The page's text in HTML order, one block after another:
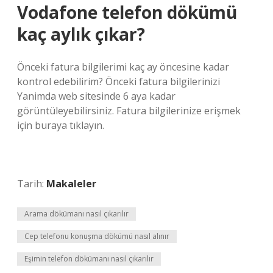
Vodafone telefon dökümü
kaç aylık çıkar?
Önceki fatura bilgilerimi kaç ay öncesine kadar
kontrol edebilirim? Önceki fatura bilgilerinizi
Yanimda web sitesinde 6 aya kadar
görüntüleyebilirsiniz. Fatura bilgilerinize erişmek
için buraya tıklayın.
Tarih: Makaleler
Arama dökümanı nasıl çıkarılır
Cep telefonu konuşma dökümü nasıl alınır
Eşimin telefon dökümanı nasıl çıkarılır